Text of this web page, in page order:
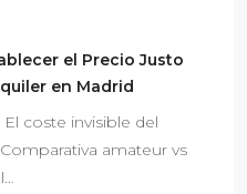
el Precio Justo
en Madrid
coste invisible del
amateur vs